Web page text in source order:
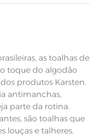
sua extensão formando
Oliva
de Mesa
separadamente;
no mesmo
de líquidos,
o tecido, limpe
pano umedecido
a sujeira
as toalhas de
toque do algodão
produtos Karsten.
antimanchas,
parte da rotina.
são toalhas que
louças e talheres.